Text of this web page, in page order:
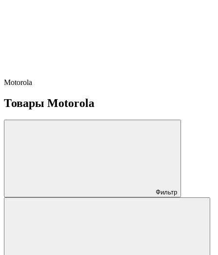
Motorola
Товары Motorola
Фильтр